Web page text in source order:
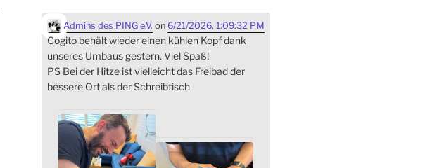
Admins des PING e.V. on 6/21/2026, 1:09:32 PM
Cogito behält wieder einen kühlen Kopf dank
unseres Umbaus gestern. Viel Spaß!
PS Bei der Hitze ist vielleicht das Freibad der
bessere Ort als der Schreibtisch